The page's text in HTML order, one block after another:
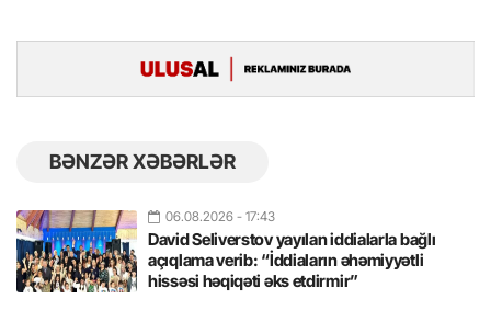
BƏNZƏR XƏBƏRLƏR
06.08.2026 - 17:43
David Seliverstov yayılan iddialarla bağlı
açıqlama verib: “İddiaların əhəmiyyətli
hissəsi həqiqəti əks etdirmir”